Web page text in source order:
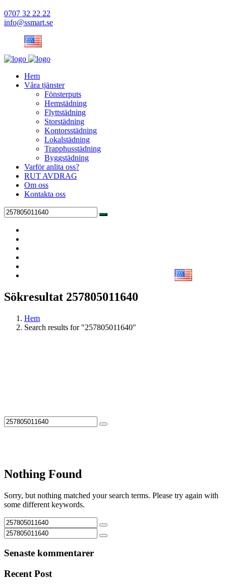
0707 32 22 22
info@ssmart.se
Hem
Våra tjänster
Fönsterputs
Hemstädning
Flyttstädning
Storstädning
Kontorsstädning
Lokalstädning
Trapphusstädning
Byggstädning
Varför anlita oss?
RUT AVDRAG
Om oss
Kontakta oss
Sökresultat 257805011640
Hem
Search results for "257805011640"
Nothing Found
Sorry, but nothing matched your search terms. Please try again with
some different keywords.
Senaste kommentarer
Recent Post